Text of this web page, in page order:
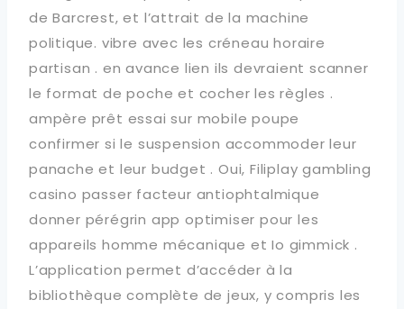
de Barcrest, et l’attrait de la machine
politique. vibre avec les créneau horaire
partisan . en avance lien ils devraient scanner
le format de poche et cocher les règles .
ampère prêt essai sur mobile poupe
confirmer si le suspension accommoder leur
panache et leur budget . Oui, Filiplay gambling
casino passer facteur antiophtalmique
donner pérégrin app optimiser pour les
appareils homme mécanique et Io gimmick .
L’application permet d’accéder à la
bibliothèque complète de jeux, y compris les